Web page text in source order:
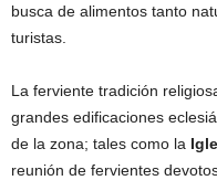
busca de alimentos tanto
turistas.
La ferviente tradición
grandes edificaciones
de la zona; tales como la
reunión de fervientes